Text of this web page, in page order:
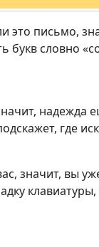
письмо,
словно
надежда
где
значит, вы